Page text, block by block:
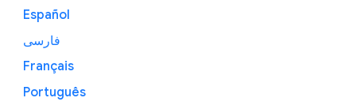
Español
فارسی
Français
Português